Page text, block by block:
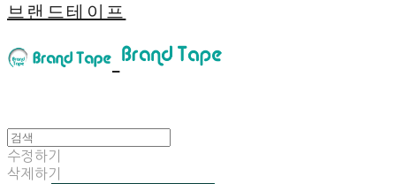
브랜드테이프
수정하기
삭제하기